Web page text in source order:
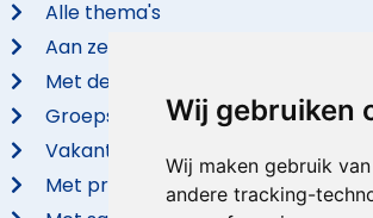
Wij gebruiken
Wij maken gebruik
andere tracking-
Alle thema's
Aan zee
Met de hond
Groepsaccommodaties
Vakantieparken
Met privé zwembad